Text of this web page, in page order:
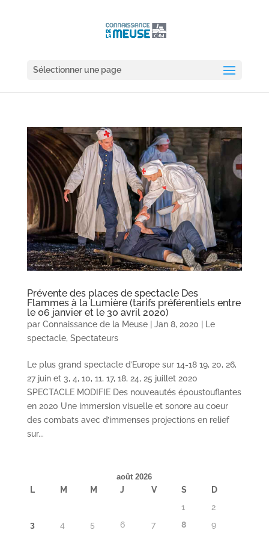
Sélectionner une page
Prévente des places de spectacle Des
Flammes à la Lumière (tarifs préférentiels entre
le 06 janvier et le 30 avril 2020)
par Connaissance de la Meuse| Jan 8, 2020
Le
spectacle, Spectateurs
Le plus grand spectacle d’Europe sur 14-18 19, 20, 26,
27 juin et 3, 4, 10, 11, 17, 18, 24, 25 juillet 2020
SPECTACLE MODIFIE Des nouveautés époustouflantes
en 2020 Une immersion visuelle et sonore au coeur
des combats avec d’immenses projections en relief
sur...
août 2026
L M M J V S
D
1
2
3
4 5 6 7 8
9